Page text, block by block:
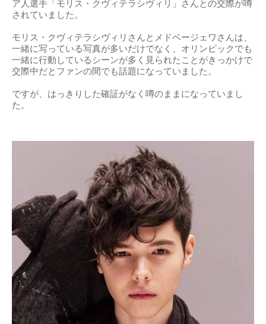
ア人選手「モリス・クヴィテラシヴィリ」さんとの交際が噂
されていました。
モリス・クヴィテラシヴィリさんとメドベージェワさんは、
一緒に写っている写真が多いだけでなく、オリンピックでも
一緒に行動しているシーンが多く見られたことがきっかけで
交際中だとファンの間でも話題になっていました。
ですが、はっきりした確証がなく噂のままになっていまし
た。